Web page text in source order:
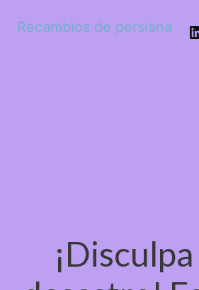
Recambios de persiana